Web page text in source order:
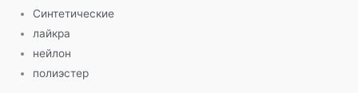
Синтетические
лайкра
нейлон
полиэстер